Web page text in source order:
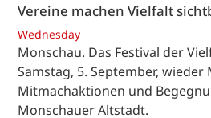
Vereine machen Vielfalt
Wednesday
Monschau. Das Festival der
Samstag, 5. September, wieder
Mitmachaktionen und
Monschauer Altstadt.